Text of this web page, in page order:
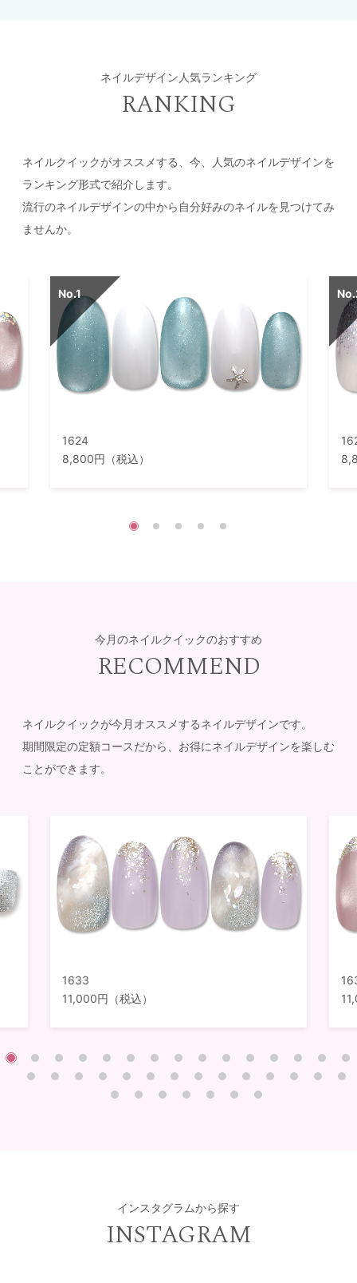
ネイルデザイン人気ランキング
RANKING
ネイルクイックがオススメする、今、人気のネイルデザインを
ランキング形式で紹介します。
流行のネイルデザインの中から自分好みのネイルを見つけてみ
ませんか。
1624
8,800円（税込）
今月のネイルクイックのおすすめ
RECOMMEND
ネイルクイックが今月オススメするネイルデザインです。
期間限定の定額コースだから、お得にネイルデザインを楽しむ
ことができます。
1633
11,000円（税込）
インスタグラムから探す
INSTAGRAM